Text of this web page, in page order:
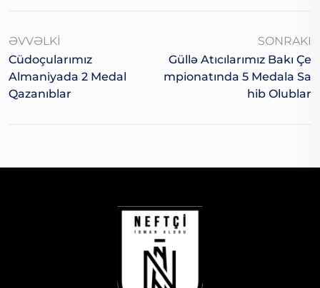
ƏVVƏLKI
Cüdoçularımız
Almaniyada 2 Medal
Qazanıblar
SONRAKI
Güllə Atıcılarımız Bakı Çe
Mpionatında 5 Medala Sa
Hib Olublar